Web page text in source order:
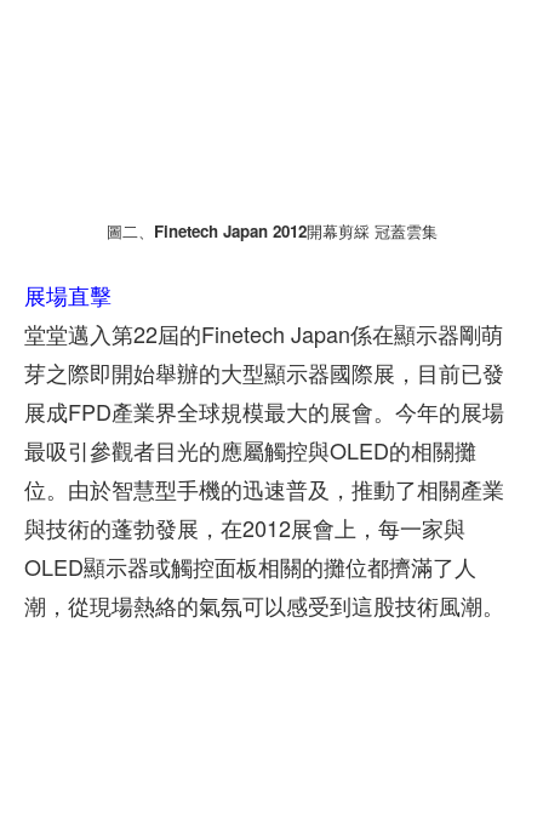
圖二、Finetech Japan 2012開幕剪綵 冠蓋雲集
展場直擊
堂堂邁入第22屆的Finetech Japan係在顯示器剛萌
芽之際即開始舉辦的大型顯示器國際展，目前已發
展成FPD產業界全球規模最大的展會。今年的展場
最吸引參觀者目光的應屬觸控與OLED的相關攤
位。由於智慧型手機的迅速普及，推動了相關產業
與技術的蓬勃發展，在2012展會上，每一家與
OLED顯示器或觸控面板相關的攤位都擠滿了人
潮，從現場熱絡的氣氛可以感受到這股技術風潮。